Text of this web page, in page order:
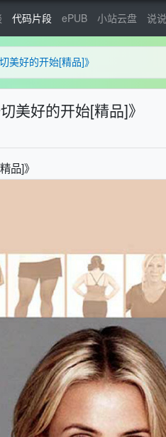
代码片段 ePUB 小站云盘 说说
美好的开始[精品]》
美好的开始[精品]》
品]》